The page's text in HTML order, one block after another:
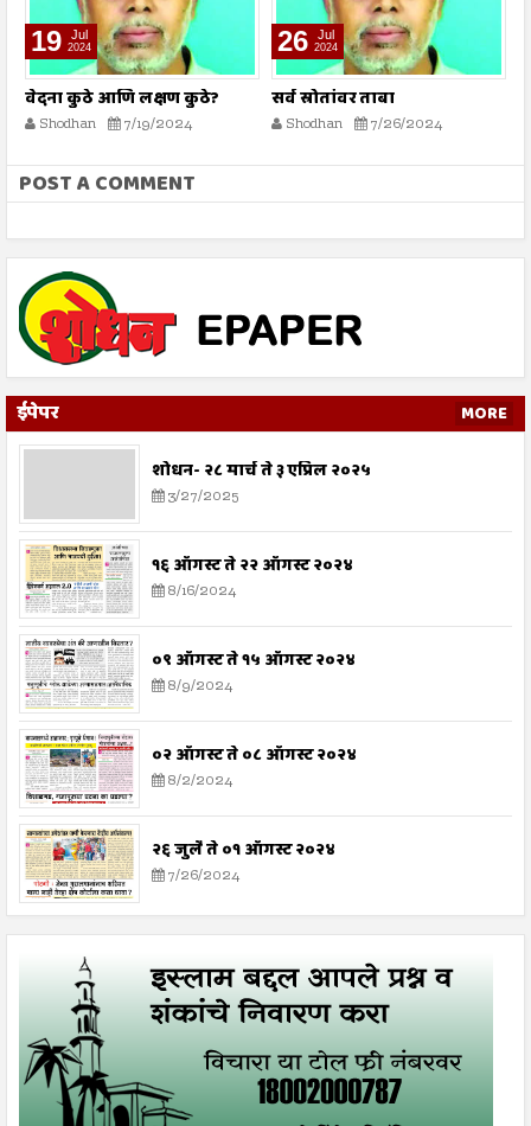
19 Jul
2024
वेदना कुठे आणि लक्षण कुठे?
Shodhan 7/19/2024
26 Jul
2024
सर्व स्रोतांवर ताबा
Shodhan 7/26/2024
POST A COMMENT
ईपेपर MORE
शोधन- २८ मार्च ते ३ एप्रिल २०२५
3/27/2025
१६ ऑगस्ट ते २२ ऑगस्ट २०२४
8/16/2024
०९ ऑगस्ट ते १५ ऑगस्ट २०२४
8/9/2024
०२ ऑगस्ट ते ०८ ऑगस्ट २०२४
8/2/2024
२६ जुलै ते ०१ ऑगस्ट २०२४
7/26/2024